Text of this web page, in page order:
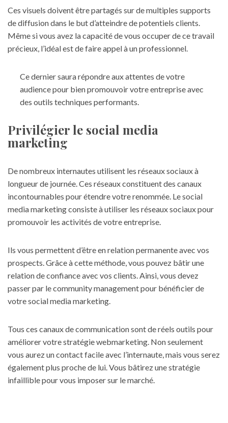
Ces visuels doivent être partagés sur de multiples supports
de diffusion dans le but d’atteindre de potentiels clients.
Même si vous avez la capacité de vous occuper de ce travail
précieux, l’idéal est de faire appel à un professionnel.
Ce dernier saura répondre aux attentes de votre
audience pour bien promouvoir votre entreprise avec
des outils techniques performants.
Privilégier le social media
marketing
De nombreux internautes utilisent les réseaux sociaux à
longueur de journée. Ces réseaux constituent des canaux
incontournables pour étendre votre renommée. Le social
media marketing consiste à utiliser les réseaux sociaux pour
promouvoir les activités de votre entreprise.
Ils vous permettent d’être en relation permanente avec vos
prospects. Grâce à cette méthode, vous pouvez bâtir une
relation de confiance avec vos clients. Ainsi, vous devez
passer par le community management pour bénéficier de
votre social media marketing.
Tous ces canaux de communication sont de réels outils pour
améliorer votre stratégie webmarketing. Non seulement
vous aurez un contact facile avec l’internaute, mais vous serez
également plus proche de lui. Vous bâtirez une stratégie
infaillible pour vous imposer sur le marché.